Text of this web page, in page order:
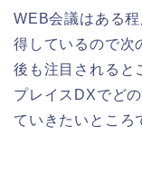
WEB会議はある
得しているので次
後も注目されると
プレイスDXでど
ていきたいところ